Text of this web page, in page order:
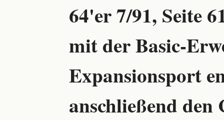
64'er 7/91, Seite
mit der Basic-
Expansionsport
anschließend den